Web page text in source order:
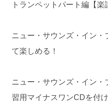
トランペットパート編【楽
ニュー・サウンズ・イン・
て楽しめる！
ニュー・サウンズ・イン
習用マイナスワンCDを付